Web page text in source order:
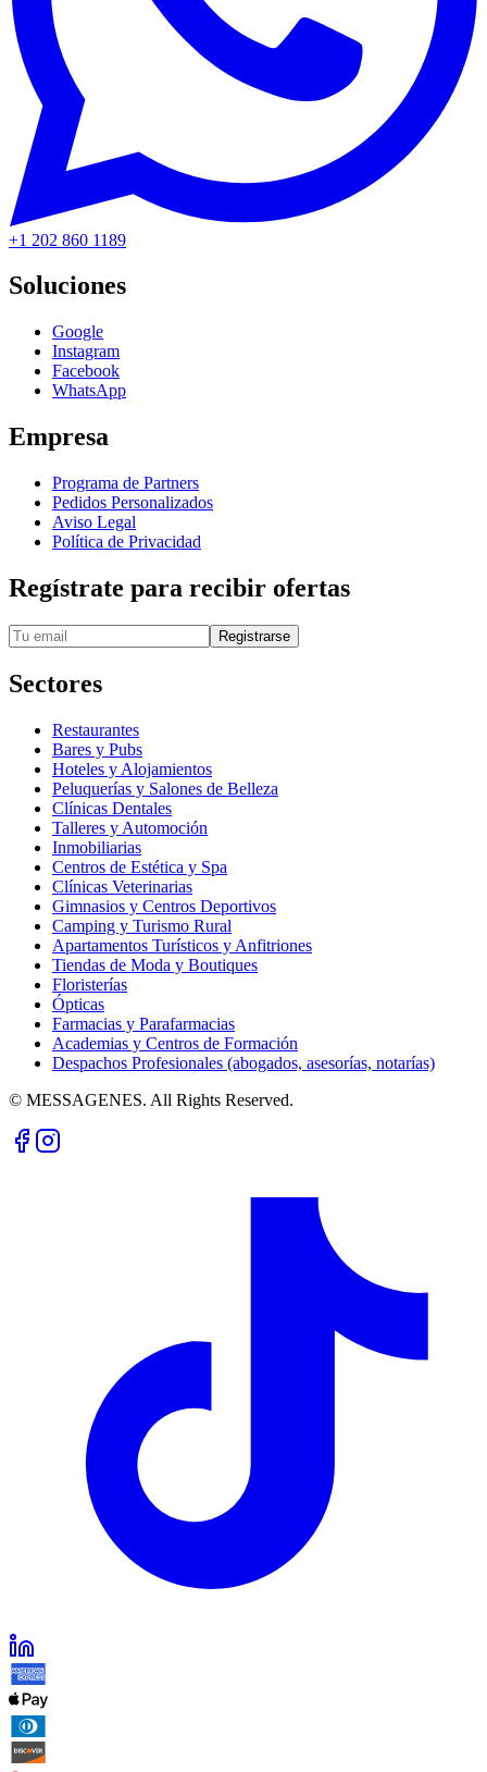
+1 202 860 1189
Soluciones
Google
Instagram
Facebook
WhatsApp
Empresa
Programa de Partners
Pedidos Personalizados
Aviso Legal
Política de Privacidad
Regístrate para recibir ofertas
Registrarse
Sectores
Restaurantes
Bares y Pubs
Hoteles y Alojamientos
Peluquerías y Salones de Belleza
Clínicas Dentales
Talleres y Automoción
Inmobiliarias
Centros de Estética y Spa
Clínicas Veterinarias
Gimnasios y Centros Deportivos
Camping y Turismo Rural
Apartamentos Turísticos y Anfitriones
Tiendas de Moda y Boutiques
Floristerías
Ópticas
Farmacias y Parafarmacias
Academias y Centros de Formación
Despachos Profesionales (abogados, asesorías, notarías)
© MESSAGENES. All Rights Reserved.